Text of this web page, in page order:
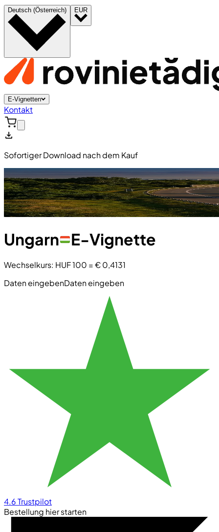
Deutsch (Österreich) EUR
E-Vignetten
Kontakt
Sofortiger Download nach dem Kauf
Ungarn E-Vignette
Wechselkurs: HUF 100 =€ 0,4131
Daten eingebenDaten eingeben
4.6Trustpilot
Bestellung hier starten